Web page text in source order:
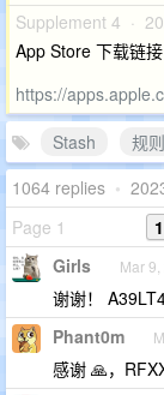
Supplement 4 ·
App Store 下载链接
https://
Stash
规则
1064 replies •
Page 1
1
Girls Mar
谢谢！
Phant0m
感谢 🙏，